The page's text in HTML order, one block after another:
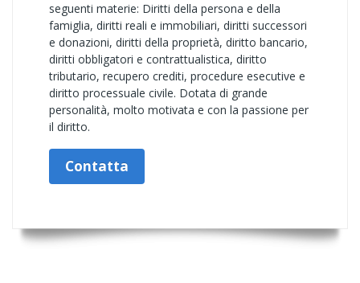
seguenti materie: Diritti della persona e della
famiglia, diritti reali e immobiliari, diritti successori
e donazioni, diritti della proprietà, diritto bancario,
diritti obbligatori e contrattualistica, diritto
tributario, recupero crediti, procedure esecutive e
diritto processuale civile. Dotata di grande
personalità, molto motivata e con la passione per
il diritto.
Contatta